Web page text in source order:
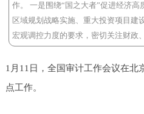
作。 一是围绕“国之大者”促进经济
区域规划战略实施、重大投资项目建
宏观调控力度的要求，密切关注财政
1月11日，全国审计工作会议在北
点工作。